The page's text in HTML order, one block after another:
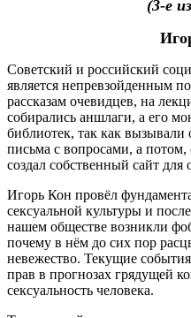
(3-е
Советский и российский
является непревзойденным
рассказам очевидцев, на
собирались аншлаги, а его
библиотек, так как
письма с вопросами, а
создал собственный сайт
Игорь Кон провёл
сексуальной культуры и
нашем обществе возникли
почему в нём до сих пор
невежество. Текущие
прав в прогнозах грядущей
сексуальность человека.